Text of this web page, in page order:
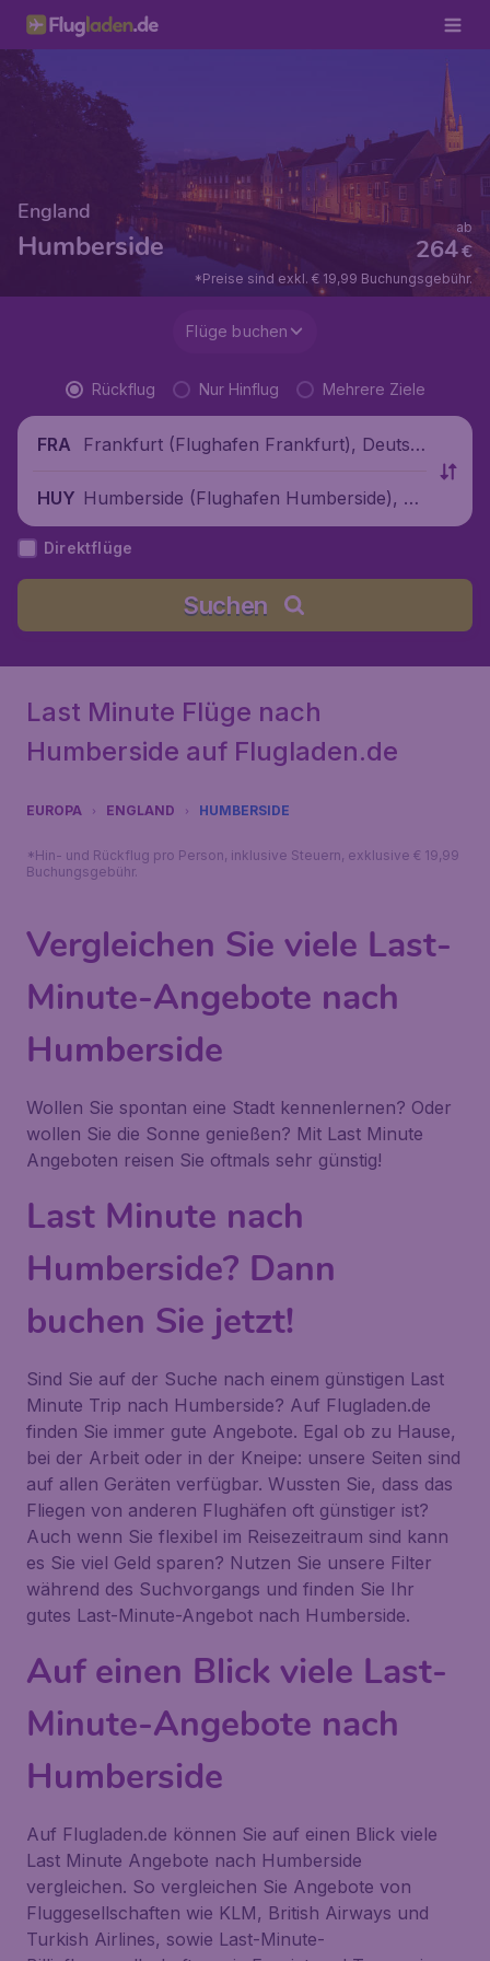
England
Humberside €
264
ab
*Preise sind exkl. € 19,99 Buchungsgebühr.
Flüge buchen
Rückflug Nur Hinflug Mehrere Ziele
FRA
Frankfurt (Flughafen Frankfurt), Deutsc
HUY Humberside (Flughafen Humberside), Ve
reinigtes Königreich
Direktflüge
Suchen
Last Minute Flüge nach
Humberside auf Flugladen.de
EUROPA ENGLAND HUMBERSIDE
*Hin- und Rückflug pro Person, inklusive Steuern, exklusive € 19,99
Buchungsgebühr.
Vergleichen Sie viele Last-
Minute-Angebote nach
Humberside
Wollen Sie spontan eine Stadt kennenlernen? Oder
wollen Sie die Sonne genießen? Mit Last Minute
Angeboten reisen Sie oftmals sehr günstig!
Last Minute nach
Humberside? Dann
buchen Sie jetzt!
Sind Sie auf der Suche nach einem günstigen Last
Minute Trip nach Humberside? Auf Flugladen.de
finden Sie immer gute Angebote. Egal ob zu Hause,
bei der Arbeit oder in der Kneipe: unsere Seiten sind
auf allen Geräten verfügbar. Wussten Sie, dass das
Fliegen von anderen Flughäfen oft günstiger ist?
Auch wenn Sie flexibel im Reisezeitraum sind kann
es Sie viel Geld sparen? Nutzen Sie unsere Filter
während des Suchvorgangs und finden Sie Ihr
gutes Last-Minute-Angebot nach Humberside.
Auf einen Blick viele Last-
Minute-Angebote nach
Humberside
Auf Flugladen.de können Sie auf einen Blick viele
Last Minute Angebote nach Humberside
vergleichen. So vergleichen Sie Angebote von
Fluggesellschaften wie KLM, British Airways und
Turkish Airlines, sowie Last-Minute-